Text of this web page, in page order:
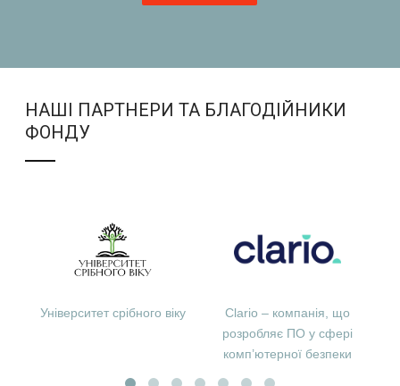
НАШІ ПАРТНЕРИ ТА БЛАГОДІЙНИКИ
ФОНДУ
Університет срібного віку
Clario – компанія, що
розробляє ПО у сфері
комп’ютерної безпеки